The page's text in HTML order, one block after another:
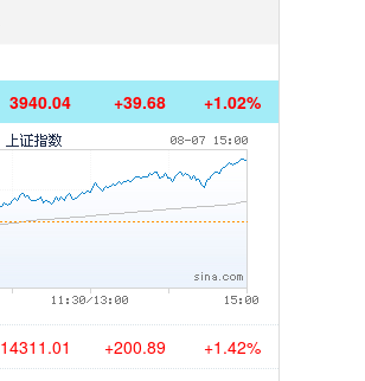
3940.04 +39.68 +1.02%
14311.01 +200.89 +1.42%